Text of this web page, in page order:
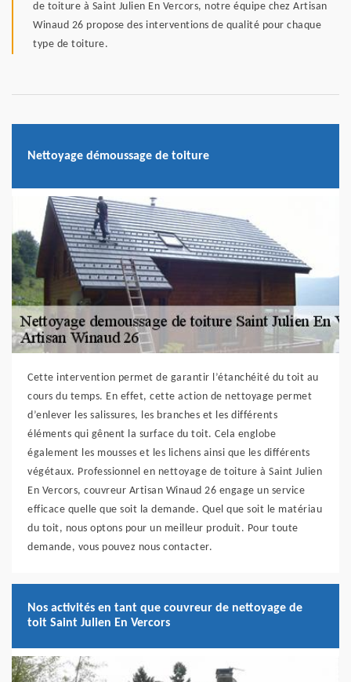
de toiture à Saint Julien En Vercors, notre équipe chez Artisan
Winaud 26 propose des interventions de qualité pour chaque
type de toiture.
Nettoyage démoussage de toiture
Cette intervention permet de garantir l’étanchéité du toit au
cours du temps. En effet, cette action de nettoyage permet
d’enlever les salissures, les branches et les différents
éléments qui gênent la surface du toit. Cela englobe
également les mousses et les lichens ainsi que les différents
végétaux. Professionnel en nettoyage de toiture à Saint Julien
En Vercors, couvreur Artisan Winaud 26 engage un service
efficace quelle que soit la demande. Quel que soit le matériau
du toit, nous optons pour un meilleur produit. Pour toute
demande, vous pouvez nous contacter.
Nos activités en tant que couvreur de nettoyage de
toit Saint Julien En Vercors